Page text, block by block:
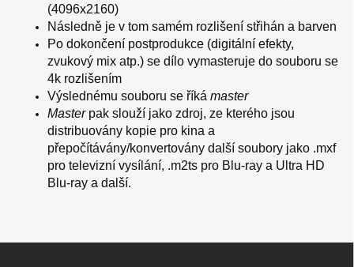
(4096x2160)
Následně je v tom samém rozlišení střihán a barven
Po dokončení postprodukce (digitální efekty,
zvukový mix atp.) se dílo vymasteruje do souboru se
4k rozlišením
Výslednému souboru se říká master
Masterpak slouží jako zdroj, ze kterého jsou
distribuovány kopie pro kina a
přepočítávány/konvertovány další soubory jako .mxf
pro televizní vysílání, .m2ts pro Blu-ray a Ultra HD
Blu-ray a další.